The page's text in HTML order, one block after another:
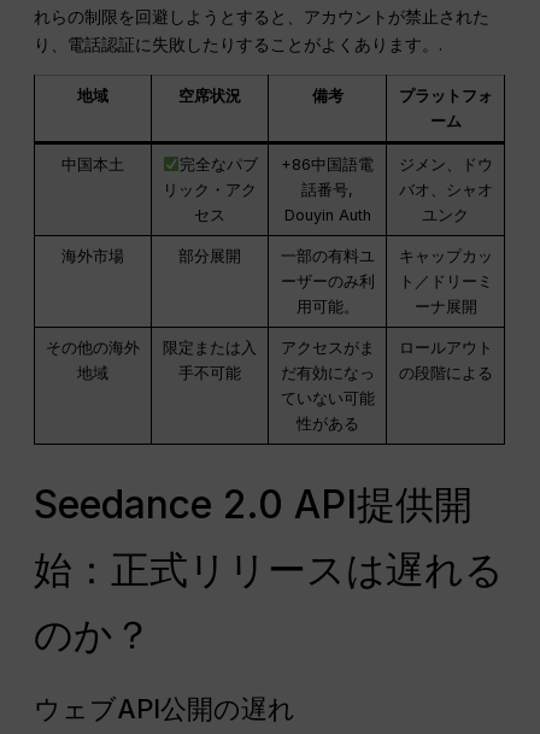
れらの制限を回避しようとすると、アカウントが禁止された
り、電話認証に失敗したりすることがよくあります。.
地域 空席状況 備考
プラットフォ
ーム
中国本土
完全なパブ
リック・アク
セス
+86中国語電
話番号,
Douyin Auth
ジメン、ドウ
バオ、シャオ
ユンク
海外市場 部分展開
一部の有料ユ
ーザーのみ利
用可能。
キャップカッ
ト／ドリーミ
ーナ展開
その他の海外
地域
限定または入
手不可能
アクセスがま
だ有効になっ
ていない可能
性がある
ロールアウト
の段階による
Seedance 2.0 API提供開
始：正式リリースは遅れる
のか？
ウェブAPI公開の遅れ